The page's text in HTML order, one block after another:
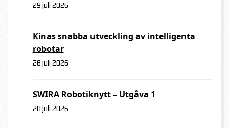
29 juli 2026
Kinas snabba utveckling av intelligenta
robotar
28 juli 2026
SWIRA Robotiknytt – Utgåva 1
20 juli 2026